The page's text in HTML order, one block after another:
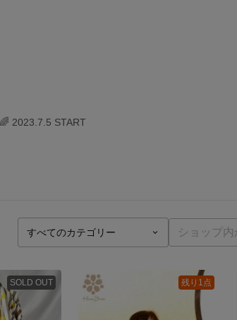
2023.7.5 START
SOLD OUT 残り1点